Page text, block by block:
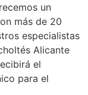
un
más de 20
especialistas
Alicante
el
para el